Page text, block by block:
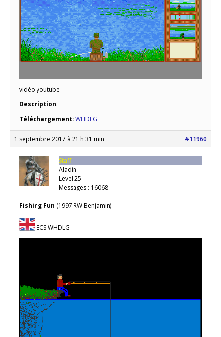
vidéo youtube
Description:
Téléchargement: WHDLG
1 septembre 2017 à 21 h 31 min #11960
Staff
Aladin
Level 25
Messages : 16068
Fishing Fun (1997 RW Benjamin)
ECS WHDLG